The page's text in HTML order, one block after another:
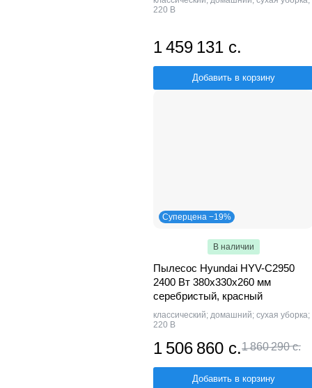
220 В
1 459 131 с.
Добавить в корзину
Суперцена −19%
В наличии
Пылесос Hyundai HYV-C2950
2400 Вт 380х330х260 мм
серебристый, красный
классический; домашний; сухая уборка;
220 В
1 506 860 с.1 860 290 с.
Добавить в корзину